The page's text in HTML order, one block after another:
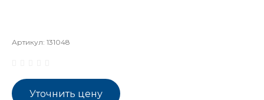
Артикул: 131048
Уточнить цену